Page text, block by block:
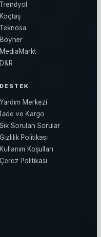
Trendyol
Koçtaş
Teknosa
Boyner
MediaMarkt
D&R
DESTEK
Yardım Merkezi
İade ve Kargo
Sık Sorulan Sorular
Gizlilik Politikası
Kullanım Koşulları
Çerez Politikası